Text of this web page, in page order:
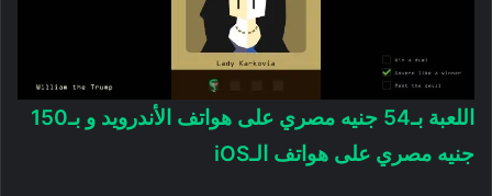
اللعبة بـ54 جنيه مصري على هواتف الأندرويد و بـ150
جنيه مصري على هواتف الـiOS